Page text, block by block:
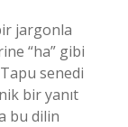
jargonla
“ha” gibi
senedi
bir yanıt
bu dilin